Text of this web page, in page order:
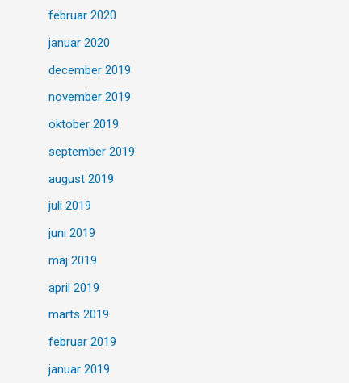
februar 2020
januar 2020
december 2019
november 2019
oktober 2019
september 2019
august 2019
juli 2019
juni 2019
maj 2019
april 2019
marts 2019
februar 2019
januar 2019